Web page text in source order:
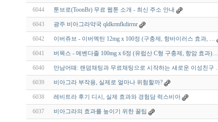
6044 툰브로(ToonBr) 무료 웹툰 소개 - 최신 주소 안내
6043 광주 비아그라약국 qldkrmfkdirrnr
6042 이버쥬브 - 이버멕틴 12mg x 100정 (구충제, 항바이러스 효과, …
6041 버목스 - 메벤다졸 100mg x 6정 (유럽산 C형 구충제, 항암 효과)…
6040 만남어때: 랜덤채팅과 무료채팅으로 시작하는 새로운 이성친구
6039 비아그라 부작용, 실제로 얼마나 위험할까?
6038 레비트라 후기 디시, 실제 효과와 경험담 럭스비아
6037 비아그라의 효과를 높이기 위한 꿀팁